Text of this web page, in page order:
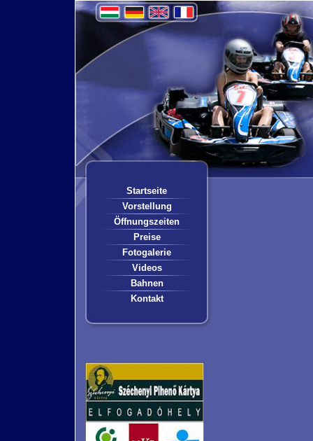
Startseite
Vorstellung
Öffnungszeiten
Preise
Fotogalerie
Videos
Bahnen
Kontakt